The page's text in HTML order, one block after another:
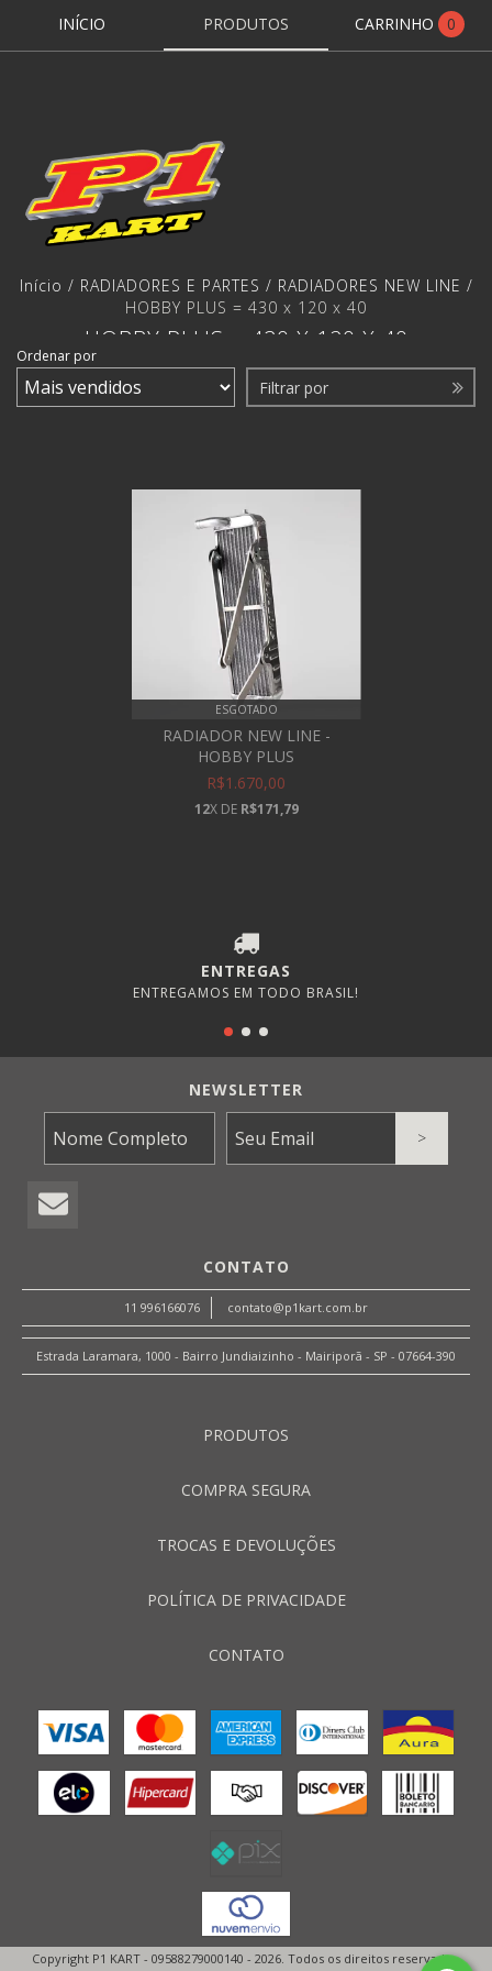
INÍCIO PRODUTOS CARRINHO 0
Início / RADIADORES E PARTES / RADIADORES NEW LINE /
HOBBY PLUS = 430 x 120 x 40
HOBBY PLUS = 430 X 120 X 40
Ordenar por
Filtrar por
ESGOTADO
RADIADOR NEW LINE -
HOBBY PLUS
R$1.670,00
12X DE R$171,79
ENTREGAS
ENTREGAMOS EM TODO BRASIL!
NEWSLETTER
CONTATO
11 996166076 contato@p1kart.com.br
Estrada Laramara, 1000 - Bairro Jundiaizinho - Mairiporã - SP - 07664-390
PRODUTOS
COMPRA SEGURA
TROCAS E DEVOLUÇÕES
POLÍTICA DE PRIVACIDADE
CONTATO
Copyright P1 KART - 09588279000140 - 2026. Todos os direitos reservados.